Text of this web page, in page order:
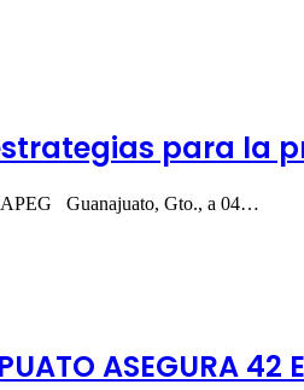
para la
Guanajuato, Gto., a 04…
ASEGURA 42